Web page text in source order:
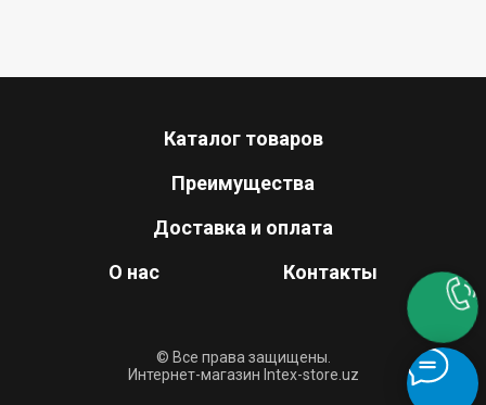
Каталог товаров
Преимущества
Доставка и оплата
О нас
Контакты
© Все права защищены.
Интернет-магазин Intex-store.uz